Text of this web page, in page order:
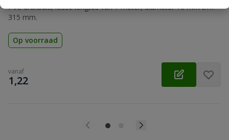
PVC drukbuis, losse lengtes van 1 meter, diameter 16 mm t/m
315 mm.
Op voorraad
vanaf
€
1,22